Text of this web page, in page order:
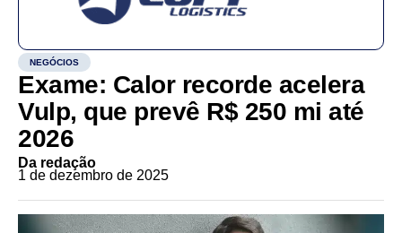
NEGÓCIOS
Exame: Calor recorde acelera
Vulp, que prevê R$ 250 mi até
2026
Da redação
1 de dezembro de 2025